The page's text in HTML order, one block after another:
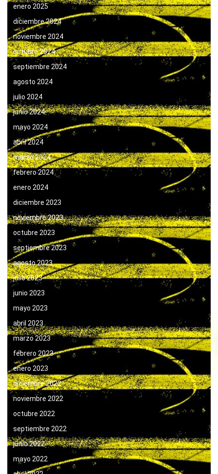
enero 2025
diciembre 2024
noviembre 2024
octubre 2024
septiembre 2024
agosto 2024
julio 2024
junio 2024
mayo 2024
abril 2024
marzo 2024
febrero 2024
enero 2024
diciembre 2023
noviembre 2023
octubre 2023
septiembre 2023
agosto 2023
julio 2023
junio 2023
mayo 2023
abril 2023
marzo 2023
febrero 2023
enero 2023
diciembre 2022
noviembre 2022
octubre 2022
septiembre 2022
junio 2022
mayo 2022